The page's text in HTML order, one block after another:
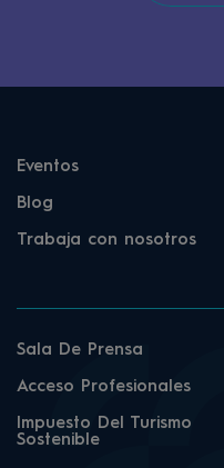
Eventos
Blog
Trabaja con nosotros
Sala De Prensa
Acceso Profesionales
Impuesto Del Turismo
Sostenible